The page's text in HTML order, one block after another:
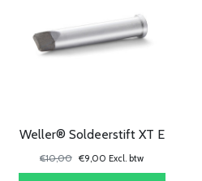
Weller® Soldeerstift XT E
€10,00 €9,00 Excl. btw